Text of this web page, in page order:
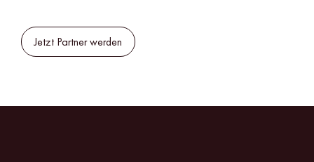
Jetzt Partner werden